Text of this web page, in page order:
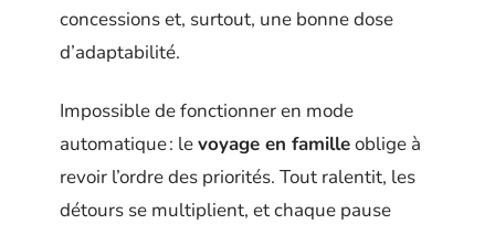
concessions et, surtout, une bonne dose
d’adaptabilité.
Impossible de fonctionner en mode
automatique : levoyage en familleoblige à
revoir l’ordre des priorités. Tout ralentit, les
détours se multiplient, et chaque pause